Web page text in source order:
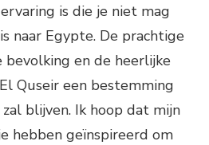
is die je niet mag
naar Egypte. De prachtige
bevolking en de heerlijke
Quseir een bestemming
blijven. Ik hoop dat mijn
hebben geïnspireerd om